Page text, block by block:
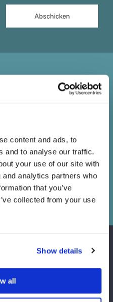
content and ads, to
and to analyse our traffic.
your use of our site with
analytics partners who
that you’ve
collected from your use
Show details
all
Ursprung
verloren gehen, sind für
nicht zurückholen, was
Daher ist es wichtig, dass
den Anfang Ihres HiFi-